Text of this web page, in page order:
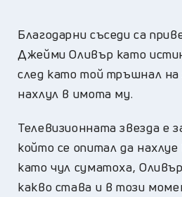
Благодарни съседи са
Джейми Оливър като
след като той тръшнал на
нахлул в имота му.
Телевизионната звезда е
който се опитал да
като чул суматоха,
какво става и в този